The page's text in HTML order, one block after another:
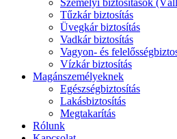
Tűzkár biztosítás
Üvegkár biztosítás
Vadkár biztosítás
Vagyon- és
Vízkár biztosítás
Magánszemélyeknek
Egészségbiztosítás
Lakásbiztosítás
Megtakarítás
Rólunk